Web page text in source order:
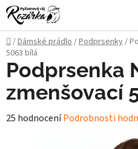
Přejít
na
obsah
Domů
/Dámské prádlo/Podprsenky/
5063 bílá
Podprsenka
zmenšovací
Průměrné
25 hodnoceníPodrobnosti